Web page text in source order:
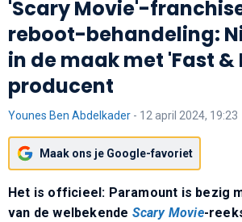
'Scary Movie'-
reboot-behandeling:
in de maak met 'Fast &
producent
Younes Ben Abdelkader - 12 april 2024, 19:23
Maak ons je Google-favoriet
Het is officieel: Paramount is bezig
van de welbekende Scary Movie-